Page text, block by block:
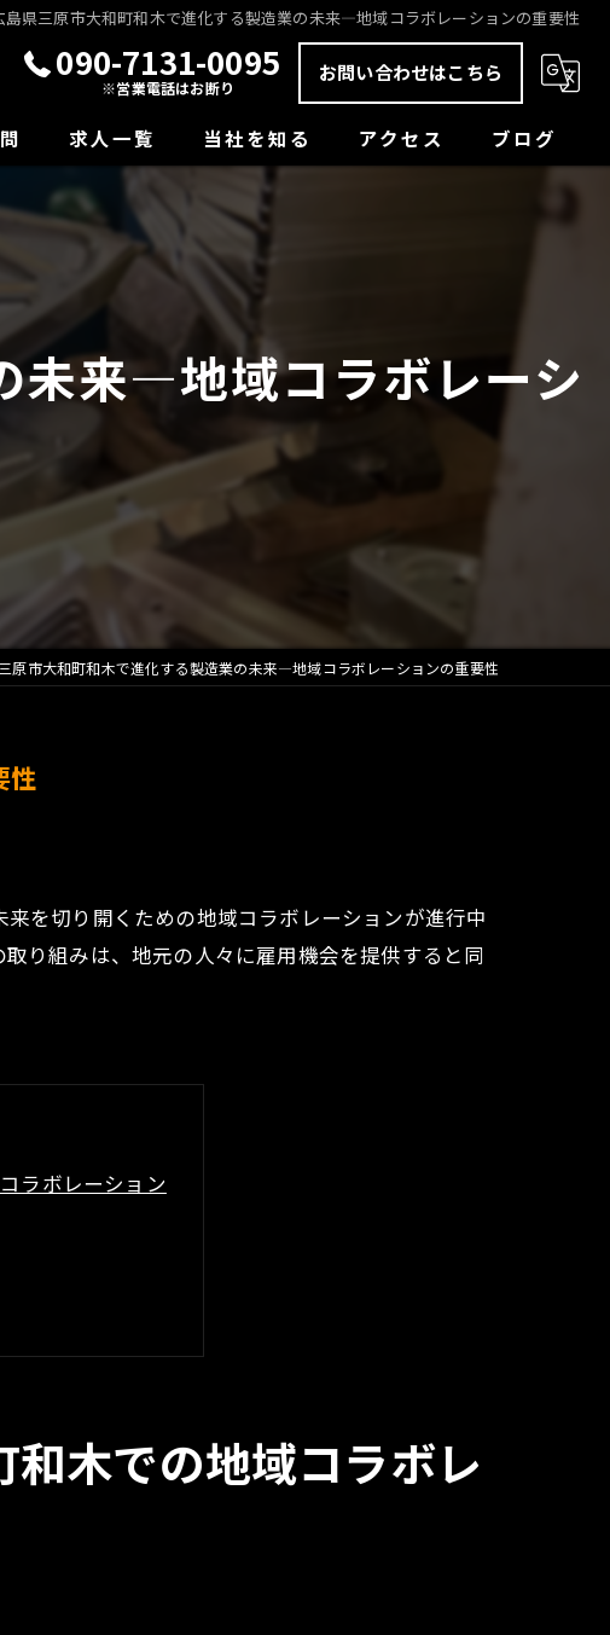
島県三原市大和町和木で進化する製造業の未来—地域コラボレーションの重要性
090-7131-0095
※営業電話はお断り
お問い合わせはこちら
求人一覧 当社を知る
未経験
正社員
経験者
学歴不問
転職
アクセス ブログ
未来—地域コラボレーシ
原市大和町和木で進化する製造業の未来—地域コラボレーションの重要性
性
を切り開くための地域コラボレーションが進行中
り組みは、地元の人々に雇用機会を提供すると同
ラボレーション
造業木での地域コラボレ